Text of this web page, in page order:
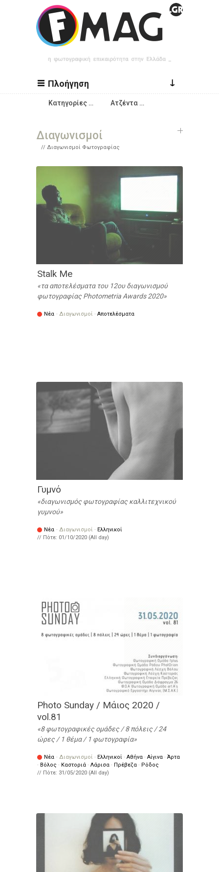
Παράκαμψη προς το κυρίως περιεχόμενο
Πλοήγηση ↓
Κατηγορίες … Ατζέντα …
Διαγωνισμοί
Διαγωνισμοί Φωτογραφίας
Stalk Me
τα αποτελέσματα του 12ου διαγωνισμού
φωτογραφίας Photometria Awards 2020
Νέα · Διαγωνισμοί · Αποτελέσματα
Γυμνό
διαγωνισμός φωτογραφίας καλλιτεχνικού
γυμνού
Νέα · Διαγωνισμοί · Ελληνικοί
// Πότε: 01/10/2020 (All day)
Photo Sunday / Μάιος 2020 /
vol.81
8 φωτογραφικές ομάδες / 8 πόλεις / 24
ώρες / 1 θέμα / 1 φωτογραφία
Νέα · Διαγωνισμοί · Ελληνικοί · Αθήνα · Αίγινα · Άρτα
· Βόλος · Καστοριά · Λάρισα · Πρέβεζα · Ρόδος
// Πότε: 31/05/2020 (All day)
Σελίδες